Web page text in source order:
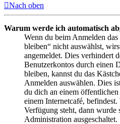
Nach oben
Warum werde ich automatisch
Wenn du beim Anmelden
bleiben“ nicht auswählst,
angemeldet. Dies verhindert
Benutzerkontos durch einen
bleiben, kannst du das
Anmelden auswählen. Dies
du dich an einem
einem Internetcafé,
Verfügung steht, dann
Administration ausgeschaltet.